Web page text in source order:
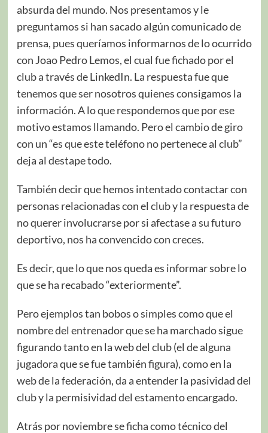
absurda del mundo. Nos presentamos y le
preguntamos si han sacado algún comunicado de
prensa, pues queríamos informarnos de lo ocurrido
con Joao Pedro Lemos, el cual fue fichado por el
club a través de LinkedIn. La respuesta fue que
tenemos que ser nosotros quienes consigamos la
información. A lo que respondemos que por ese
motivo estamos llamando. Pero el cambio de giro
con un “es que este teléfono no pertenece al club”
deja al destape todo.
También decir que hemos intentado contactar con
personas relacionadas con el club y la respuesta de
no querer involucrarse por si afectase a su futuro
deportivo, nos ha convencido con creces.
Es decir, que lo que nos queda es informar sobre lo
que se ha recabado “exteriormente”.
Pero ejemplos tan bobos o simples como que el
nombre del entrenador que se ha marchado sigue
figurando tanto en la web del club (el de alguna
jugadora que se fue también figura), como en la
web de la federación, da a entender la pasividad del
club y la permisividad del estamento encargado.
Atrás por noviembre se ficha como técnico del